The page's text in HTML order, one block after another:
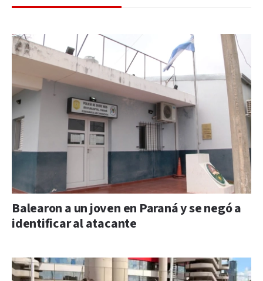
Balearon a un joven en Paraná y se negó a
identificar al atacante